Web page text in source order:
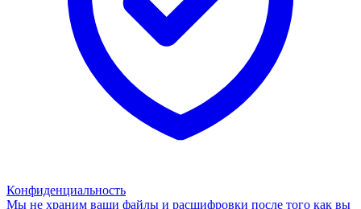
Конфиденциальность
Мы не храним ваши файлы и расшифровки после того как вы